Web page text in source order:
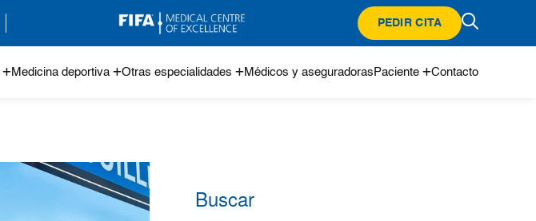
PEDIR CITA
Medicina deportiva Otras especialidades Médicos y aseguradoras Paciente Contacto
Buscar